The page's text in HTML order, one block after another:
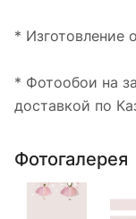
*
* Фотообои на
доставкой по
Фотогалерея